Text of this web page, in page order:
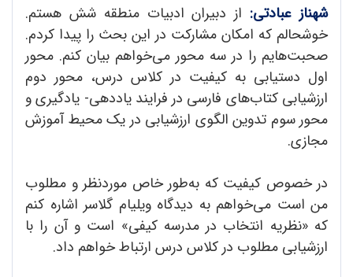
شهناز عبادتی: از دبیران ادبیات منطقه شش هستم.
خوشحالم که امکان مشارکت در این بحث را پیدا کردم.
صحبت‌هایم را در سه محور می‌خواهم بیان کنم. محور
اول دستیابی به کیفیت در کلاس درس، محور دوم
ارزشیابی کتاب‌‌های فارسی در فرایند یاددهی- یادگیری و
محور سوم تدوین الگوی ارزشیابی در یک محیط آموزش
مجازی.
در خصوص کیفیت که به‌طور خاص مورد‌نظر و مطلوب
من است می‌خواهم به دیدگاه ویلیام گلاسر اشاره کنم
که «نظریه انتخاب در مدرسه کیفی» است و آن را با
ارزشیابی مطلوب در کلاس درس ارتباط خواهم داد.